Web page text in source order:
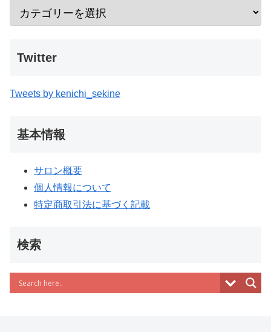
Twitter
Tweets by kenichi_sekine
基本情報
サロン概要
個人情報について
特定商取引法に基づく記載
検索